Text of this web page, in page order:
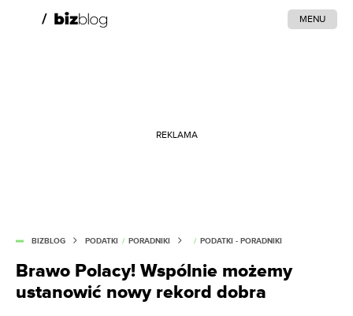
MENU
REKLAMA
BIZBLOG PODATKI / PORADNIKI / PODATKI - PORADNIKI
Brawo Polacy! Wspólnie możemy
ustanowić nowy rekord dobra